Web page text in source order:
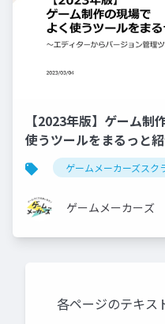
【2023年版】ゲーム制
使うツールをまるっと
ゲームメーカーズスク
ゲームメーカーズ
各ページのテキス